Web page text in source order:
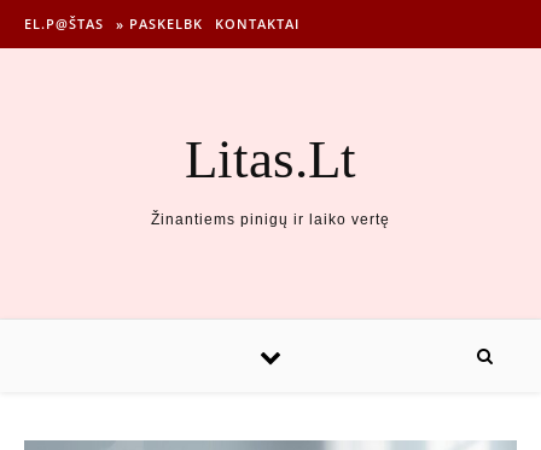
EL.P@ŠTAS » PASKELBK KONTAKTAI
Litas.Lt
Žinantiems pinigų ir laiko vertę